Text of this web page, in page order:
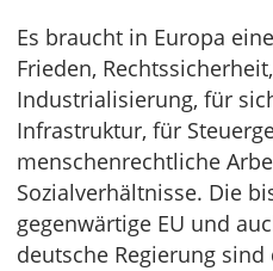
Es braucht in Europa
Frieden,
Industrialisierung, für
Infrastruktur, für
menschenrechtliche
Sozialverhältnisse. Die
gegenwärtige EU und
deutsche Regierung